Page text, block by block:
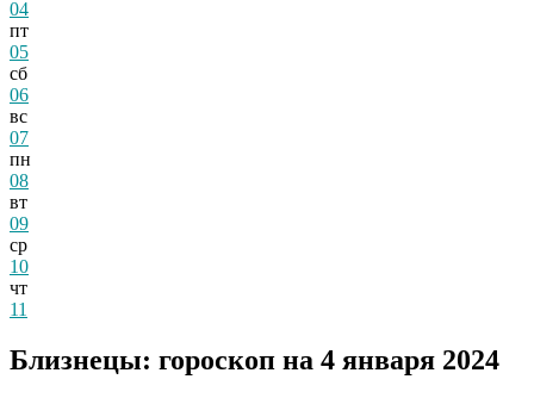
04
пт
05
сб
06
вс
07
пн
08
вт
09
ср
10
чт
11
Близнецы: гороскоп на 4 января 2024